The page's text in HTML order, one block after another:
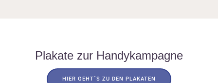
Plakate zur Handykampagne
HIER GEHT´S ZU DEN PLAKATEN